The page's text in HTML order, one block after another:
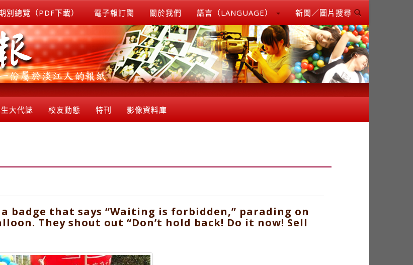
別總覽（PDF下載） 電子報訂閱 關於我們 語言（LANGUAGE） 新聞／圖片搜尋
大代誌 校友動態 特刊 影像資料庫
badge that says “Waiting is forbidden,” parading on
They shout out “Don’t hold back! Do it now! Sell